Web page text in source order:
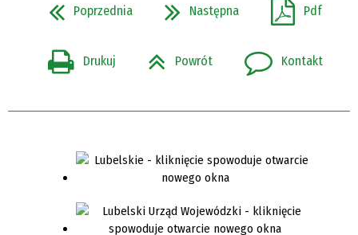
Poprzednia Następna Pdf
Drukuj Powrót Kontakt